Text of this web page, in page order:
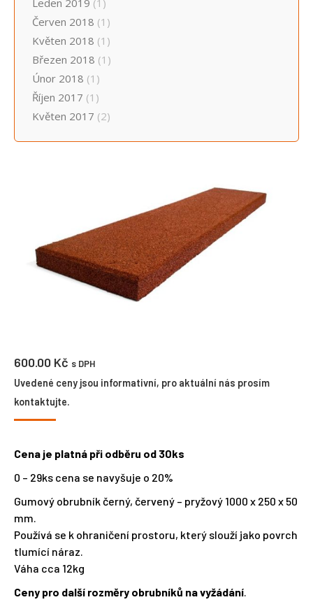
600.00 Kč s DPH
Uvedené ceny jsou informativní, pro aktuální nás prosím
kontaktujte.
Cena je platná při odběru od 30ks
0 – 29ks cena se navyšuje o 20%
Gumový obrubník černý, červený – pryžový 1000 x 250 x 50
mm.
Používá se k ohraničení prostoru, který slouží jako povrch
tlumící náraz.
Váha cca 12kg
Ceny pro další rozměry obrubníků na vyžádání
Leden 2019 (1)
Červen 2018 (1)
Květen 2018 (1)
Březen 2018 (1)
Únor 2018 (1)
Říjen 2017 (1)
Květen 2017 (2)